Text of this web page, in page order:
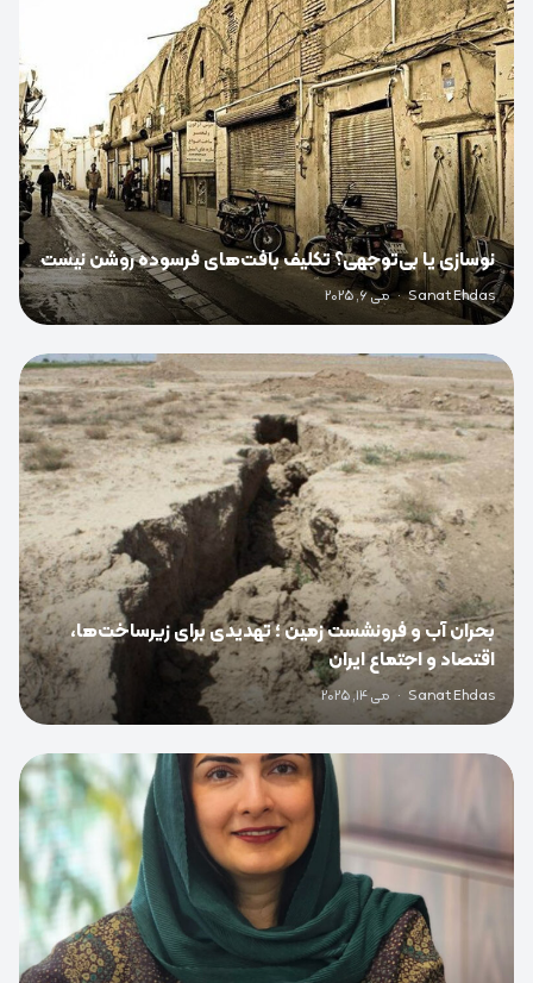
نوسازی یا بی‌توجهی؟ تکلیف بافت‌های فرسوده روشن نیست
Sanat Ehdas
· می 6, 2025
0
بحران آب و فرونشست زمین ؛ تهدیدی برای زیرساخت‌ها،
اقتصاد و اجتماع ایران
Sanat Ehdas
· می 14, 2025